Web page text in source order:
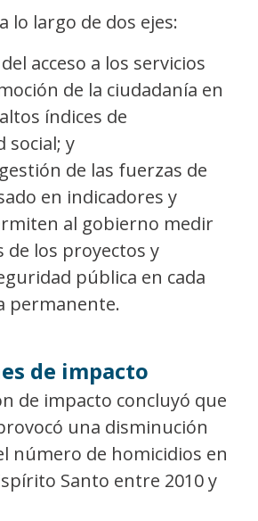
lo largo de dos ejes:
acceso a los servicios
de la ciudadanía en
índices de
social; y
de las fuerzas de
en indicadores y
al gobierno medir
de los proyectos y
pública en cada
permanente.
de impacto
de impacto concluyó que
una disminución
número de homicidios en
Santo entre 2010 y